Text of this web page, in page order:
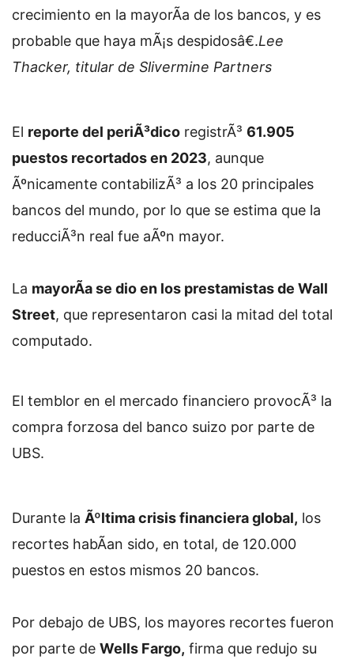
crecimiento en la mayorÃ­a de los bancos, y es
probable que haya mÃ¡s despidosâ€.Lee
Thacker, titular de Slivermine Partners
El reporte del periÃ³dico registrÃ³ 61.905
puestos recortados en 2023, aunque
Ãºnicamente contabilizÃ³ a los 20 principales
bancos del mundo, por lo que se estima que la
reducciÃ³n real fue aÃºn mayor.
La mayorÃ­a se dio en los prestamistas de Wall
Street, que representaron casi la mitad del total
computado.
El temblor en el mercado financiero provocÃ³ la
compra forzosa del banco suizo por parte de
UBS.
Durante la Ãºltima crisis financiera global, los
recortes habÃ­an sido, en total, de 120.000
puestos en estos mismos 20 bancos.
Por debajo de UBS, los mayores recortes fueron
por parte de Wells Fargo, firma que redujo su